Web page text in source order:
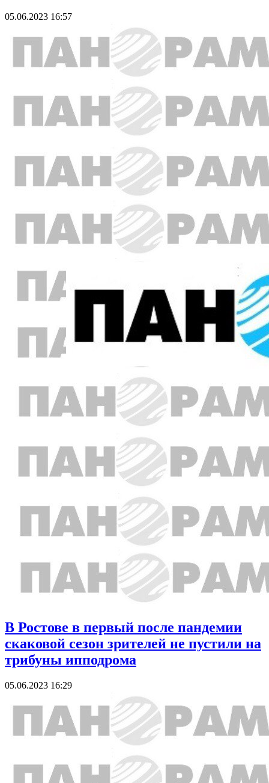
05.06.2023 16:57
В Ростове в первый после пандемии
скаковой сезон зрителей не пустили на
трибуны ипподрома
05.06.2023 16:29